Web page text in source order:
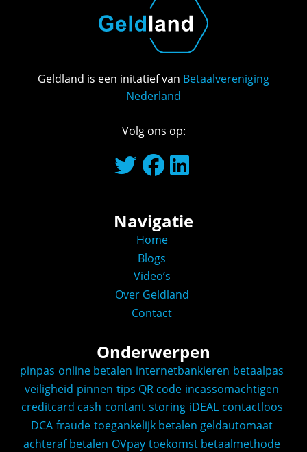
Geldland is een initatief van Betaalvereniging
Nederland
Volg ons op:
Navigatie
Home
Blogs
Video’s
Over Geldland
Contact
Onderwerpen
pinpas online betalen internetbankieren betaalpas
veiligheid pinnen tips QR code incassomachtigen
creditcard cash contant storing iDEAL contactloos
DCA fraude toegankelijk betalen geldautomaat
achteraf betalen OVpay toekomst betaalmethode